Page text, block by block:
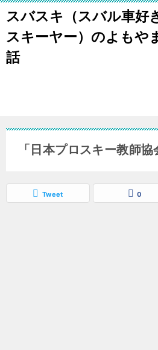
スバスキ（スバル車好
スキーヤー）のよもや
話
「日本プロスキー教師
Tweet 0